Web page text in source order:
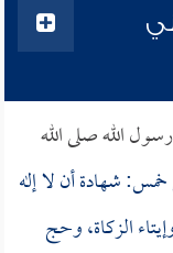
الله صلى الله
شهادة أن لا إله
الزكاة، وحج